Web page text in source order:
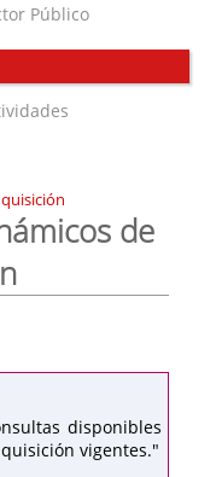
Público
de
disponibles
vigentes."